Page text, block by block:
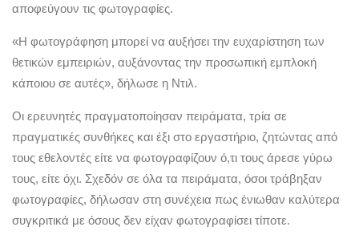
αποφεύγουν τις φωτογραφίες.
«Η φωτογράφηση μπορεί να αυξήσει την ευχαρίστηση των
θετικών εμπειριών, αυξάνοντας την προσωπική εμπλοκή
κάποιου σε αυτές», δήλωσε η Ντιλ.
Οι ερευνητές πραγματοποίησαν πειράματα, τρία σε
πραγματικές συνθήκες και έξι στο εργαστήριο, ζητώντας από
τους εθελοντές είτε να φωτογραφίζουν ό,τι τους άρεσε γύρω
τους, είτε όχι. Σχεδόν σε όλα τα πειράματα, όσοι τράβηξαν
φωτογραφίες, δήλωσαν στη συνέχεια πως ένιωθαν καλύτερα
συγκριτικά με όσους δεν είχαν φωτογραφίσει τίποτε.